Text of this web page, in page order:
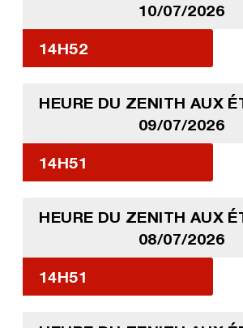
10/07/2026
14H52
HEURE DU ZENITH AUX
09/07/2026
14H51
HEURE DU ZENITH AUX
08/07/2026
14H51